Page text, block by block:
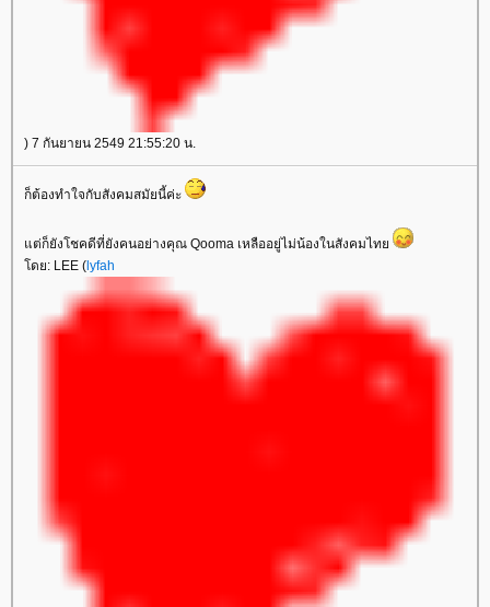
) 7 กันยายน 2549 21:55:20 น.
ก็ต้องทำใจกับสังคมสมัยนี้ค่ะ
ต่ก็ยังโชคดีที่ยังคนอย่างคุณ Qooma เหลืออยู่ไม่น้องในสังคมไท
ดย: LEE (lyfah